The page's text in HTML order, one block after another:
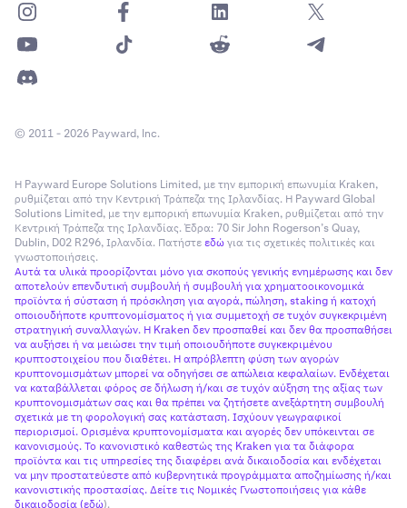
© 2011 - 2026 Payward, Inc.
Η Payward Europe Solutions Limited, με την εμπορική επωνυμία Kraken,
ρυθμίζεται από την Κεντρική Τράπεζα της Ιρλανδίας. Η Payward Global
Solutions Limited, με την εμπορική επωνυμία Kraken, ρυθμίζεται από την
Κεντρική Τράπεζα της Ιρλανδίας. Έδρα: 70 Sir John Rogerson’s Quay,
Dublin, D02 R296, Ιρλανδία. Πατήστεεδώγια τις σχετικές πολιτικές και
γνωστοποιήσεις.
Αυτά τα υλικά προορίζονται μόνο για σκοπούς γενικής ενημέρωσης και δεν
αποτελούν επενδυτική συμβουλή ή συμβουλή για χρηματοοικονομικά
προϊόντα ή σύσταση ή πρόσκληση για αγορά, πώληση, staking ή κατοχή
οποιουδήποτε κρυπτονομίσματος ή για συμμετοχή σε τυχόν συγκεκριμένη
στρατηγική συναλλαγών. Η Kraken δεν προσπαθεί και δεν θα προσπαθήσει
να αυξήσει ή να μειώσει την τιμή οποιουδήποτε συγκεκριμένου
κρυπτοστοιχείου που διαθέτει. Η απρόβλεπτη φύση των αγορών
κρυπτονομισμάτων μπορεί να οδηγήσει σε απώλεια κεφαλαίων. Ενδέχεται
να καταβάλλεται φόρος σε δήλωση ή/και σε τυχόν αύξηση της αξίας των
κρυπτονομισμάτων σας και θα πρέπει να ζητήσετε ανεξάρτητη συμβουλή
σχετικά με τη φορολογική σας κατάσταση. Ισχύουν γεωγραφικοί
περιορισμοί. Ορισμένα κρυπτονομίσματα και αγορές δεν υπόκεινται σε
κανονισμούς. Το κανονιστικό καθεστώς της Kraken για τα διάφορα
προϊόντα και τις υπηρεσίες της διαφέρει ανά δικαιοδοσία και ενδέχεται
να μην προστατεύεστε από κυβερνητικά προγράμματα αποζημίωσης ή/και
κανονιστικής προστασίας. Δείτε τις Νομικές Γνωστοποιήσεις για κάθε
δικαιοδοσία (εδώ).